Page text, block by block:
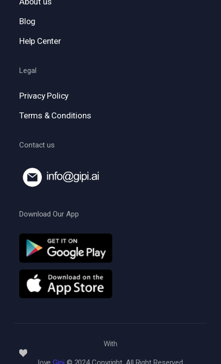
Blog
Help Center
Legal
Privacy Policy
Terms & Conditions
Contact us
Download Our App
With